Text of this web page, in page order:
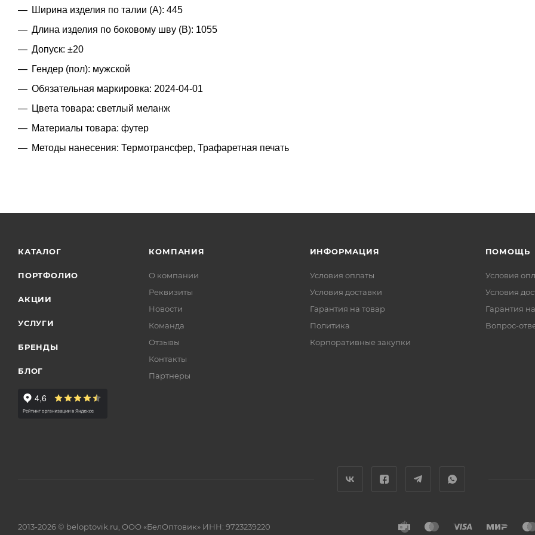
Ширина изделия по талии (A): 445
Длина изделия по боковому шву (B): 1055
Допуск: ±20
Гендер (пол): мужской
Обязательная маркировка: 2024-04-01
Цвета товара: светлый меланж
Материалы товара: футер
Методы нанесения: Термотрансфер, Трафаретная печать
КАТАЛОГ
ПОРТФОЛИО
АКЦИИ
УСЛУГИ
БРЕНДЫ
БЛОГ
КОМПАНИЯ
О компании
Реквизиты
Новости
Команда
Отзывы
Контакты
Партнеры
ИНФОРМАЦИЯ
Условия оплаты
Условия доставки
Гарантия на товар
Политика
Корпоративные закупки
ПОМОЩЬ
Условия
Условия
Гарантия
Вопрос-
2013-2026 © beloptovik.ru, ООО «БелОптовик» ИНН: 9723239220